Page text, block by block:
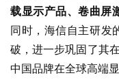
载显示产品、卷曲屏
同时，海信自主研发
破，进一步巩固了其
中国品牌在全球高端